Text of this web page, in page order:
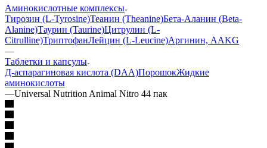
Аминокислотные комплексы
Тирозин (L-Tyrosine)Теанин (Theanine)Бета-Аланин (Beta-
Alanine)Таурин (Taurine)Цитрулин (L-
Citrulline)ТриптофанЛейцин (L-Leucine)Аргинин, AAKG
—
Таблетки и капсулы
Д-аспарагиновая кислота (DAA)ПорошокЖидкие
аминокислоты
—Universal Nutrition Animal Nitro 44 пак